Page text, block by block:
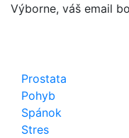
Výborne, váš email
Prostata
Pohyb
Spánok
Stres